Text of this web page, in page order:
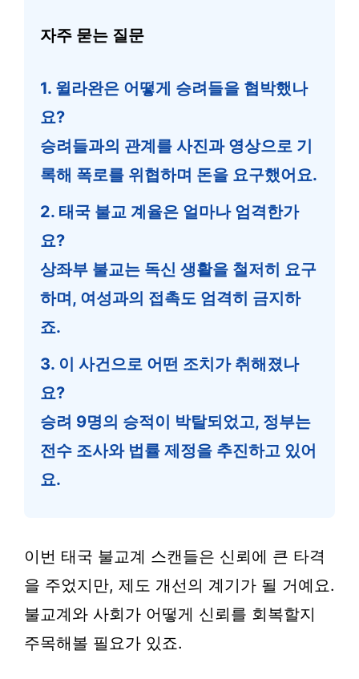
자주 묻는 질문
1. 윌라완은 어떻게 승려들을 협박했나
요?
승려들과의 관계를 사진과 영상으로 기
록해 폭로를 위협하며 돈을 요구했어요.
2. 태국 불교 계율은 얼마나 엄격한가
요?
상좌부 불교는 독신 생활을 철저히 요구
하며, 여성과의 접촉도 엄격히 금지하
죠.
3. 이 사건으로 어떤 조치가 취해졌나
요?
승려 9명의 승적이 박탈되었고, 정부는
전수 조사와 법률 제정을 추진하고 있어
요.
이번 태국 불교계 스캔들은 신뢰에 큰 타격
을 주었지만, 제도 개선의 계기가 될 거예요.
불교계와 사회가 어떻게 신뢰를 회복할지
주목해볼 필요가 있죠.